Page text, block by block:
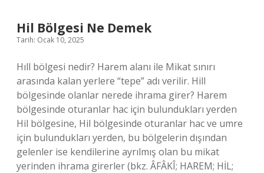
Hil Bölgesi Ne Demek
Tarih: Ocak 10, 2025
Hıll bölgesi nedir? Harem alanı ile Mikat sınırı
arasında kalan yerlere “tepe” adı verilir. Hill
bölgesinde olanlar nerede ihrama girer? Harem
bölgesinde oturanlar hac için bulundukları yerden
Hil bölgesine, Hil bölgesinde oturanlar hac ve umre
için bulundukları yerden, bu bölgelerin dışından
gelenler ise kendilerine ayrılmış olan bu mikat
yerinden ihrama girerler (bkz. ÂFÂKÎ; HAREM; HİL;